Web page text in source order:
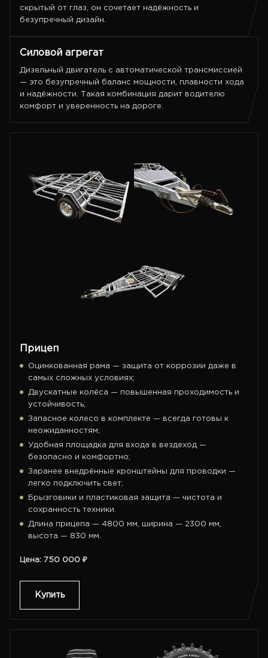
скрытый от глаз, он сочетает надёжность и
безупречный дизайн.
Силовой агрегат
Дизельный двигатель с автоматической трансмиссией
— это безупречный баланс мощности, плавности хода
и надёжности. Такая комбинация дарит водителю
комфорт и уверенность на дороге.
Прицеп
Оцинкованная рама — защита от коррозии даже в
самых сложных условиях;
Двускатные колёса — повышенная проходимость и
устойчивость;
Запасное колесо в комплекте — всегда готовы к
неожиданностям;
Удобная площадка для входа в вездеход —
безопасно и комфортно;
Заранее внедрённые кронштейны для проводки —
легко подключить свет;
Брызговики и пластиковая защита — чистота и
сохранность техники.
Длина прицепа — 4800 мм, ширина — 2300 мм,
высота — 830 мм.
Цена: 750 000 ₽
Купить